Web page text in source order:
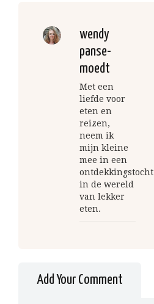
wendy
panse-
moedt
Met een
liefde voor
eten en
reizen,
neem ik
mijn kleine
mee in een
ontdekkingstocht
in de wereld
van lekker
eten.
Add Your Comment